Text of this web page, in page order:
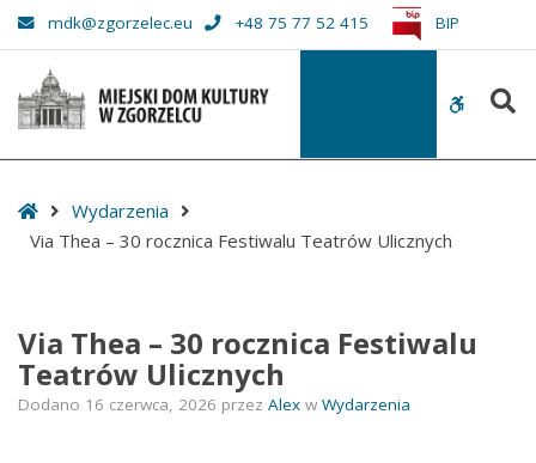
Via
30
rocznica
Teatrów
Ulicznych
mdk@zgorzelec.eu +48 75 77 52 415 BIP
WCAG
StartWydarzenia
Via Thea – 30 rocznica Festiwalu Teatrów Ulicznych
Via Thea – 30 rocznica Festiwalu
Teatrów Ulicznych
Dodano 16 czerwca, 2026 przez Alex w Wydarzenia